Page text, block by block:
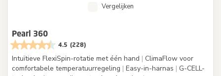
Vergelijken
Pearl 360
4.5 (228)
Intuïtieve FlexiSpin-rotatie met één hand | ClimaFlow voor
comfortabele temperatuurregeling | Easy-in-harnas | G-CELL-